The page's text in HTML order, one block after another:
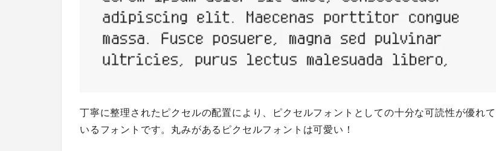
丁寧に整理されたピクセルの配置により、ピクセルフォントとしての十分な可読性が優れて
いるフォントです。丸みがあるピクセルフォントは可愛い！